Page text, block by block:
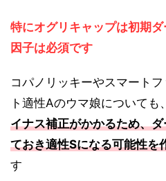
特にオグリキャップは初期
因子は必須です
コパノリッキーやスマート
ト適性Aのウマ娘についても、
イナス補正がかかるため、
ておき適性Sになる可能性を
す